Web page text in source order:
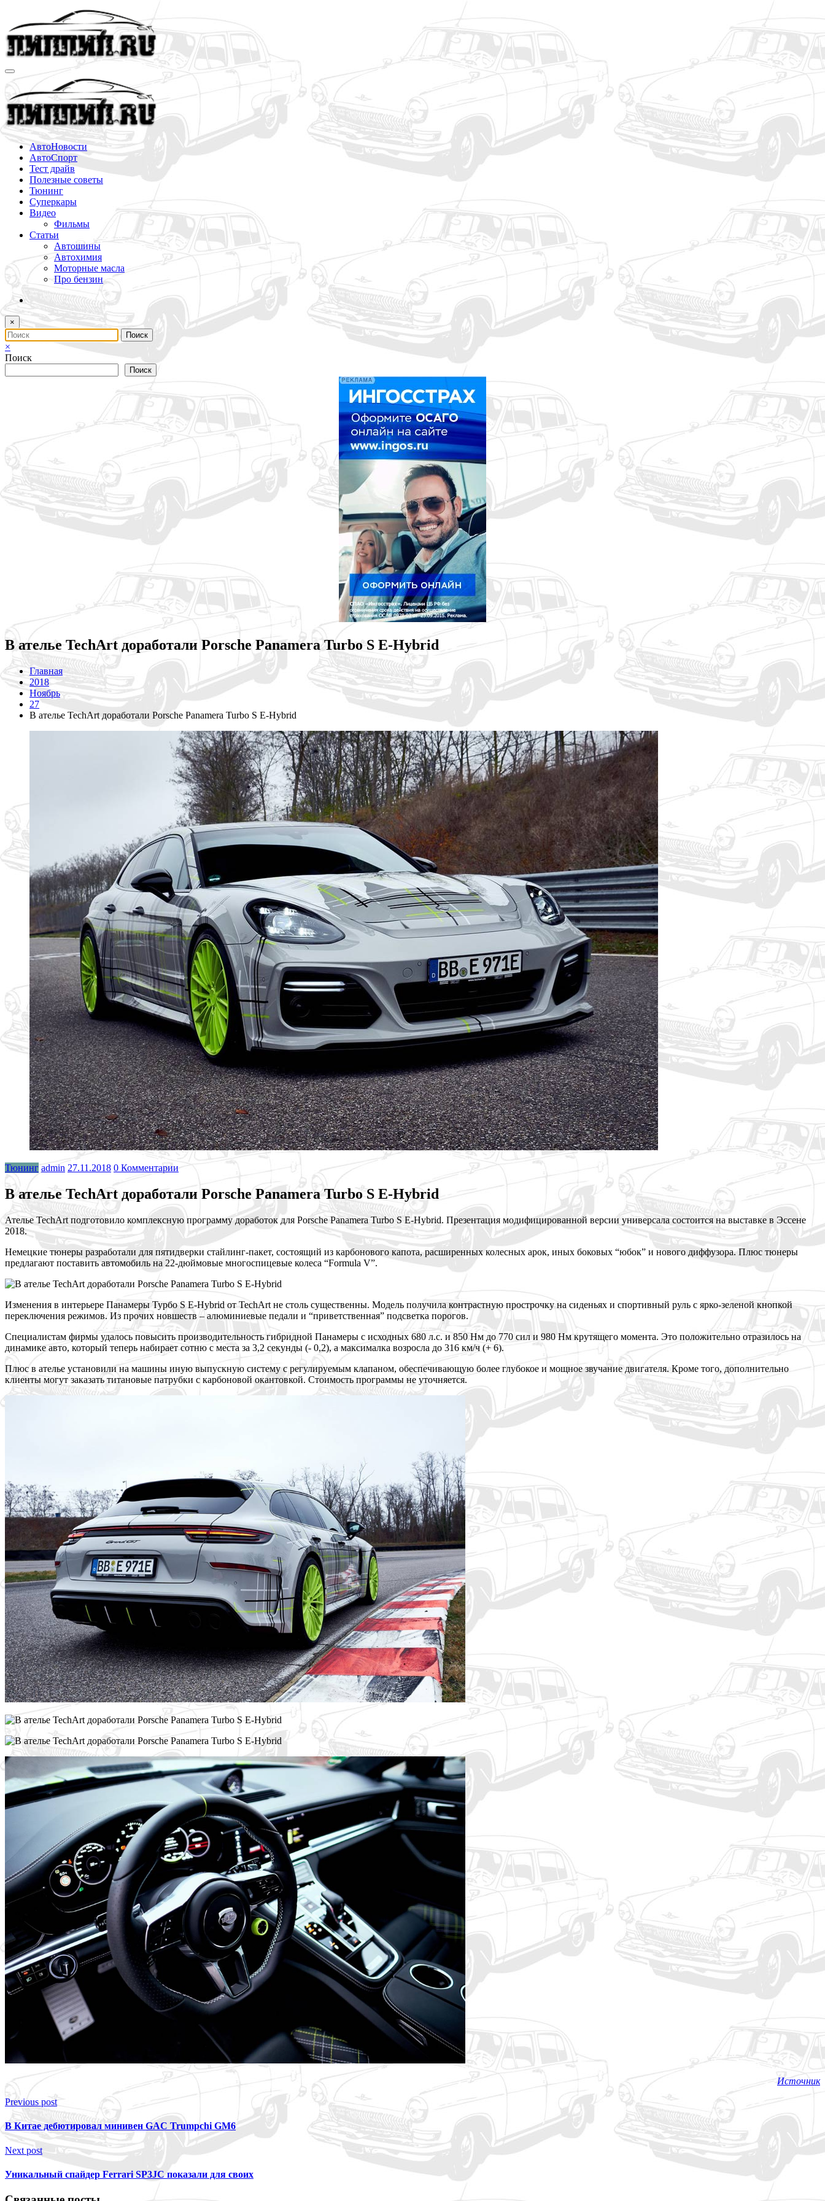
содержимому
АвтоНовости
АвтоСпорт
Тест драйв
Полезные советы
Тюнинг
Суперкары
Видео
Фильмы
Статьи
Автошины
Автохимия
Моторные масла
Про бензин
×
×
Поиск
Поиск
В ателье TechArt доработали Porsche Panamera Turbo S E-Hybrid
Главная
2018
Ноябрь
27
В ателье TechArt доработали Porsche Panamera Turbo S E-Hybrid
Тюнинг admin 27.11.2018 0 Комментарии
В ателье TechArt доработали Porsche Panamera Turbo S E-Hybrid
Ателье TechArt подготовило комплексную программу доработок для Porsche Panamera Turbo S E-Hybrid. Презентация модифицированной версии универсала состоится на выставке в Эссене
2018.
Немецкие тюнеры разработали для пятидверки стайлинг-пакет, состоящий из карбонового капота, расширенных колесных арок, иных боковых “юбок” и нового диффузора. Плюс тюнеры
предлагают поставить автомобиль на 22-дюймовые многоспицевые колеса “Formula V”.
Изменения в интерьере Панамеры Турбо S E-Hybrid от TechArt не столь существенны. Модель получила контрастную прострочку на сиденьях и спортивный руль с ярко-зеленой кнопкой
переключения режимов. Из прочих новшеств – алюминиевые педали и “приветственная” подсветка порогов.
Специалистам фирмы удалось повысить производительность гибридной Панамеры с исходных 680 л.с. и 850 Нм до 770 сил и 980 Нм крутящего момента. Это положительно отразилось на
динамике авто, который теперь набирает сотню с места за 3,2 секунды (- 0,2), а максималка возросла до 316 км/ч (+ 6).
Плюс в ателье установили на машины иную выпускную систему с регулируемым клапаном, обеспечивающую более глубокое и мощное звучание двигателя. Кроме того, дополнительно
клиенты могут заказать титановые патрубки с карбоновой окантовкой. Стоимость программы не уточняется.
Источник
Previous post
В Китае дебютировал минивен GAC Trumpchi GM6
Next post
Уникальный спайдер Ferrari SP3JC показали для своих